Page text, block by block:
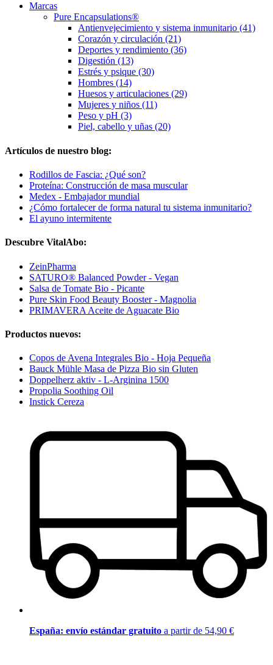
Marcas
Pure Encapsulations®
Antienvejecimiento y sistema inmunitario (41)
Corazón y circulación (21)
Deportes y rendimiento (36)
Digestión (13)
Estrés y psique (30)
Hombres (14)
Huesos y articulaciones (29)
Mujeres y niños (11)
Peso y pH (3)
Piel, cabello y uñas (20)
Artículos de nuestro blog:
Rodillos de Fascia: ¿Qué son?
Proteína: Construcción de masa muscular
Medex - Embajador mundial
¿Cómo fortalecer de forma natural tu sistema inmunitario?
El ayuno intermitente
Descubre VitalAbo:
ZeinPharma
SATURO® Balanced Powder - Vegan
Salsa de Tomate Bio - Picante
Pure Skin Food Beauty Booster - Magnolia
PRIMAVERA Aceite de Aguacate Bio
Productos nuevos:
Copos de Avena Integrales Bio - Hoja Pequeña
Bauck Mühle Masa de Pizza Bio sin Gluten
Doppelherz aktiv - L-Arginina 1500
Propolia Soothing Oil
Instick Cereza
España: envío estándar gratuito a partir de 54,90 €